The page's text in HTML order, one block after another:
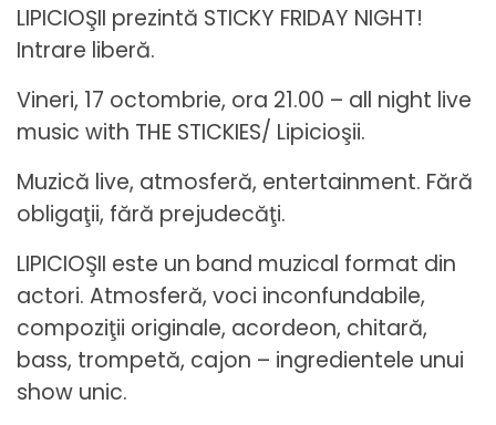
LIPICIOŞII prezintă STICKY FRIDAY NIGHT!
Intrare liberă.
Vineri, 17 octombrie, ora 21.00 – all night live
music with THE STICKIES/ Lipicioşii.
Muzică live, atmosferă, entertainment. Fără
obligaţii, fără prejudecăţi.
LIPICIOŞII este un band muzical format din
actori. Atmosferă, voci inconfundabile,
compoziţii originale, acordeon, chitară,
bass, trompetă, cajon – ingredientele unui
show unic.